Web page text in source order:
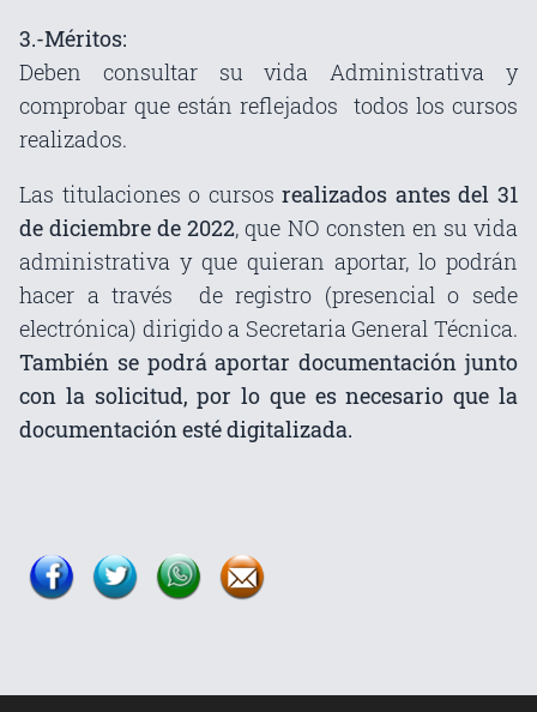
3.-Méritos:
Deben consultar su vida Administrativa y
comprobar que están reflejados todos los cursos
realizados.
Las titulaciones o cursosrealizados antes del 31
de diciembre de 2022, que NO consten en su vida
administrativa y que quieran aportar, lo podrán
hacer a través de registro (presencial o sede
electrónica) dirigido a Secretaria General Técnica.
También se podrá aportar documentación junto
con la solicitud, por lo que es necesario que la
documentación esté digitalizada.